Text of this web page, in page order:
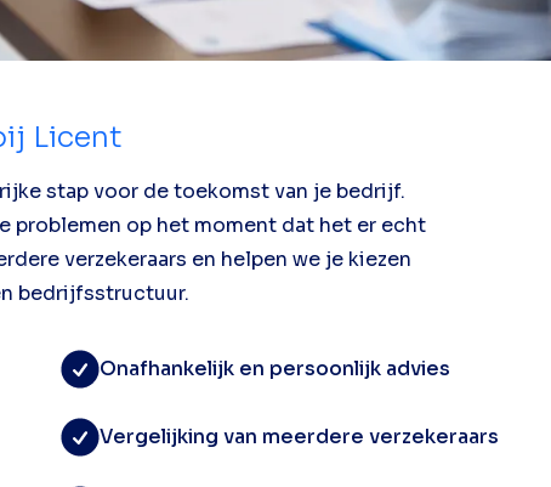
Licent
stap voor de toekomst van je bedrijf.
problemen op het moment dat het er echt
verzekeraars en helpen we je kiezen
bedrijfsstructuur.
Onafhankelijk en persoonlijk advies
Vergelijking van meerdere verzekeraars